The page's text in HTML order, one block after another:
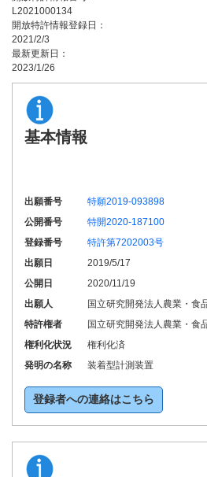
L2021000134
開放特許情報登録日：
2021/2/3
最新更新日：
2023/1/26
基本情報
出願番号
特願2019-093898
公開番号
特開2020-187100
登録番号
特許第7202003号
出願日
2019/5/17
公開日
2020/11/19
出願人
国立研究開発法人農業・食
特許権者
国立研究開発法人農業・食
権利化状況
権利化済
発明の名称
装着型計測装置
登録者への連絡はこちら